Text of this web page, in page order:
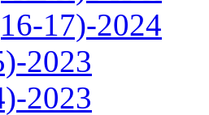
17)-2024
2023
2023